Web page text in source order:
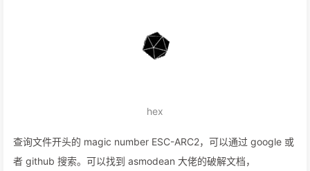
hex
查询文件开头的 magic number ESC-ARC2，可以通过 google 或
者 github 搜索。可以找到 asmodean 大佬的破解文档，